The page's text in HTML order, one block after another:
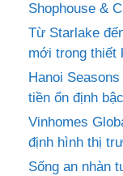
Shophouse &
Từ Starlake
mới trong thiết
Hanoi
tiền ổn định
Vinhomes
định hình thị
Sống an nhàn